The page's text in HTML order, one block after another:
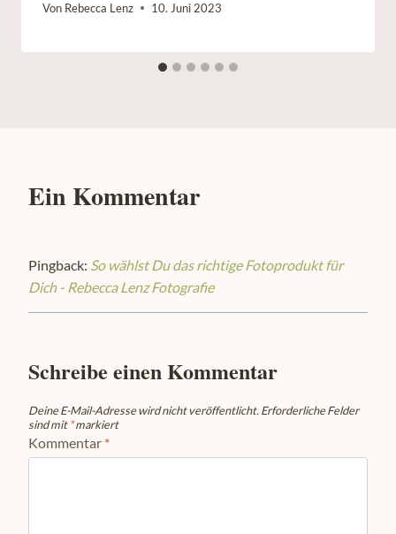
Von Rebecca Lenz 10. Juni 2023
Ein Kommentar
Pingback: So wählst Du das richtige Fotoprodukt für
Dich - Rebecca Lenz Fotografie
Schreibe einen Kommentar
Deine E-Mail-Adresse wird nicht veröffentlicht. Erforderliche Felder
sind mit*markiert
Kommentar *